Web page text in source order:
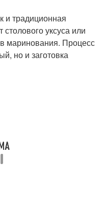
и традиционная
уксуса или
маринования. Процесс
но и заготовка